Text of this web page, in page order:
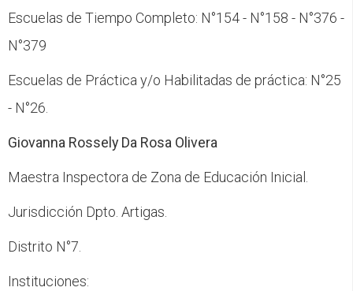
Escuelas de Tiempo Completo: N°154 - N°158 - N°376 -
N°379
Escuelas de Práctica y/o Habilitadas de práctica: N°25
- N°26.
Giovanna Rossely Da Rosa Olivera
Maestra Inspectora de Zona de Educación Inicial.
Jurisdicción Dpto. Artigas.
Distrito N°7.
Instituciones: